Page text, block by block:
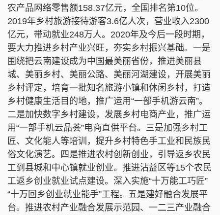
农产品网络零售额158.37亿元，全国排名第10位。
2019年乡村旅游接待游客3.6亿人次，营业收入2300
亿元，带动就业248万人。2020年及今后一段时期，
要大力推进乡村产业兴旺，夯实乡村振兴基础。一是
围绕把云南建设成为中国最美丽省份，推进美丽县
城、美丽乡村、美丽公路、美丽河湖建设，开展美丽
乡村评定，培育一批知名旅游小镇和休闲乡村，打造
乡村健康生活目的地，推广运用“一部手机游云南”。
二是加快数字乡村建设，发展乡村电商产业，推广运
用“一部手机云品荟”电商直供平台。三是加强乡村工
匠、文化能人等培训，提升乡村特色手工业和民族民
俗文化演艺。四是推进农村创新创业，引导返乡农民
工到县城和中心镇就业创业。推进沾益区等15个农民
工返乡创业就业试点建设。深入实施“十万能工巧匠”
“十万回乡创业就业能手”工程。五是建好融合发展平
台。推进农村产业融合发展示范园、一二三产业融合